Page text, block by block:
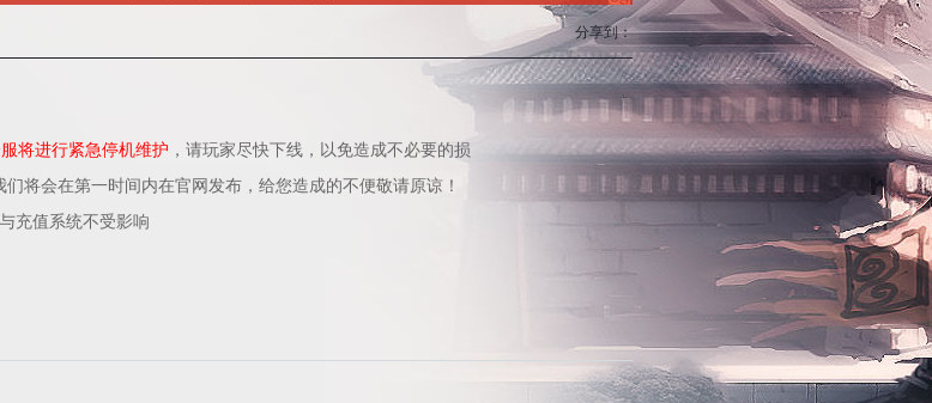
分享到：
将进行紧急停机维护 ，请玩家尽快下线，以免造成不必要的损
将会在第一时间内在官网发布，给您造成的不便敬请原谅！
充值系统不受影响